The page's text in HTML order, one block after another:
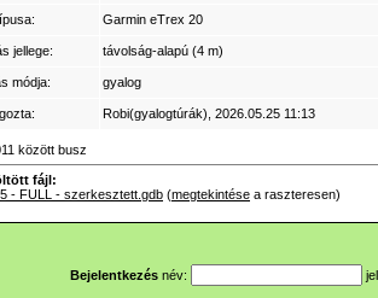
Garmin eTrex 20
jellege: távolság-alapú (4 m)
módja: gyalog
Robi(gyalogtúrák) , 2026.05.25 11:13
között busz
fájl:
- FULL - szerkesztett.gdb (megtekintése a raszteresen)
Bejelentkezés név: